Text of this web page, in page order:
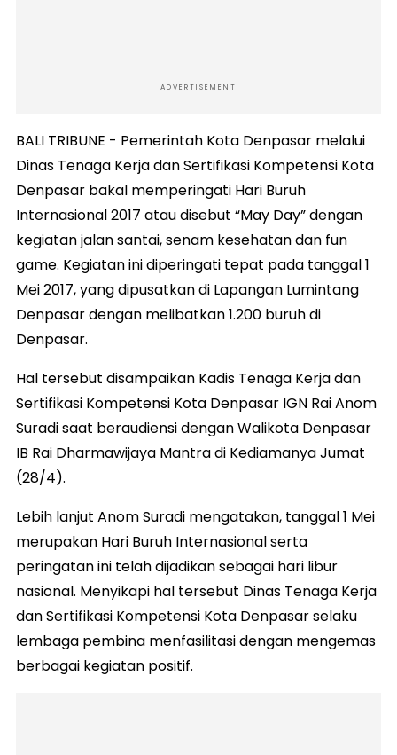
ADVERTISEMENT
BALI TRIBUNE - Pemerintah Kota Denpasar melalui
Dinas Tenaga Kerja dan Sertifikasi Kompetensi Kota
Denpasar bakal memperingati Hari Buruh
Internasional 2017 atau disebut “May Day” dengan
kegiatan jalan santai, senam kesehatan dan fun
game. Kegiatan ini diperingati tepat pada tanggal 1
Mei 2017, yang dipusatkan di Lapangan Lumintang
Denpasar dengan melibatkan 1.200 buruh di
Denpasar.
Hal tersebut disampaikan Kadis Tenaga Kerja dan
Sertifikasi Kompetensi Kota Denpasar IGN Rai Anom
Suradi saat beraudiensi dengan Walikota Denpasar
IB Rai Dharmawijaya Mantra di Kediamanya Jumat
(28/4).
Lebih lanjut Anom Suradi mengatakan, tanggal 1 Mei
merupakan Hari Buruh Internasional serta
peringatan ini telah dijadikan sebagai hari libur
nasional. Menyikapi hal tersebut Dinas Tenaga Kerja
dan Sertifikasi Kompetensi Kota Denpasar selaku
lembaga pembina menfasilitasi dengan mengemas
berbagai kegiatan positif.